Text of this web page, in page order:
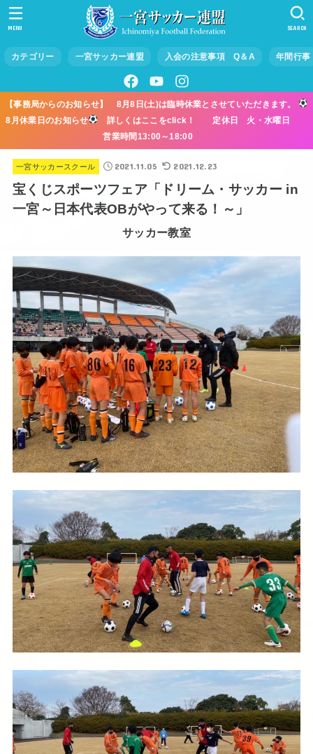
カテゴリー 一宮サッカー連盟 入会の注意事項 Q＆A 年間行事
SEARCH
MENU
【事務局からのお知らせ】 8月8日(土)は臨時休業とさせていただきます。
8月休業日のお知らせ
詳しくはここをclick！ 定休日 火・水曜日
営業時間13:00～18:00
一宮サッカースクール 2021.11.05 2021.12.23
宝くじスポーツフェア「ドリーム・サッカー in
一宮～日本代表OBがやって来る！～」
サッカー教室